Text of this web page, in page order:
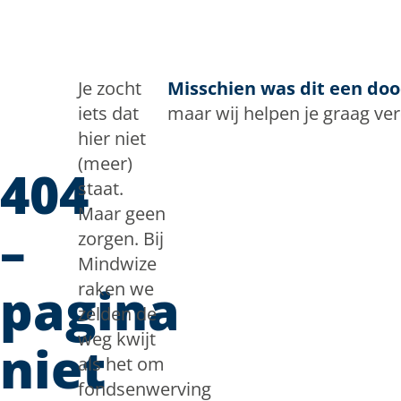
404
–
pagina
niet
Je zocht
iets dat
hier niet
(meer)
staat.
Maar geen
zorgen. Bij
Mindwize
raken we
zelden de
weg kwijt
als het om
fondsenwerving
Misschien was dit een
maar wij helpen je graag